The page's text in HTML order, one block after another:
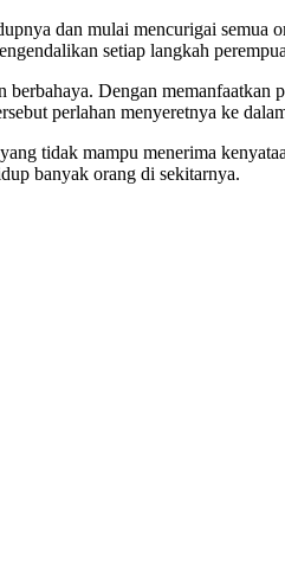
dan mulai mencurigai semua
setiap langkah
Dengan
perlahan menyeretnya ke
tidak mampu menerima
banyak orang di sekitarnya.